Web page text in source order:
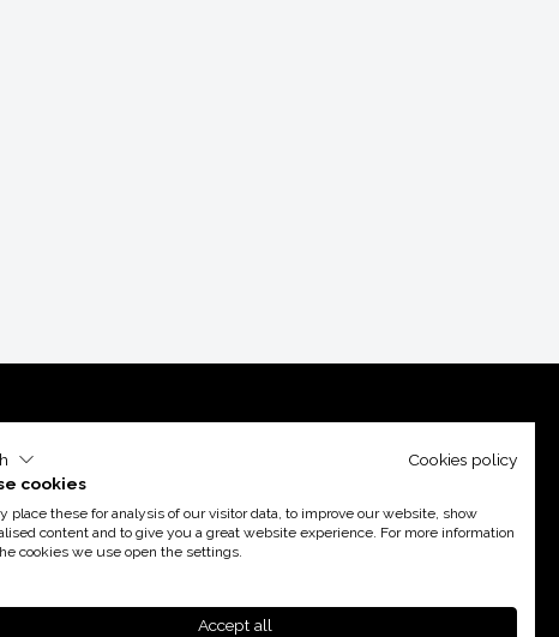
Cookies policy
cookies
place these for analysis of our visitor data, to improve our website, show
content and to give you a great website experience. For more information
cookies we use open the settings.
Accept all